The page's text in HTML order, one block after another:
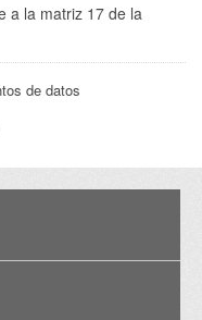
a la matriz 17 de la
de datos